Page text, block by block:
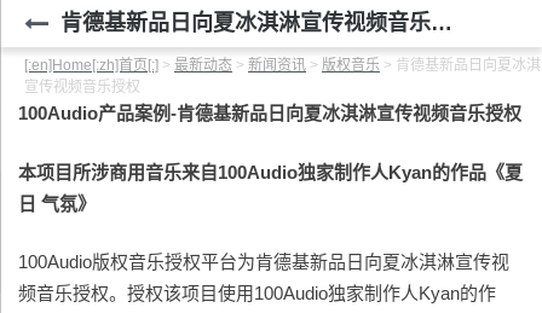
肯德基新品日向夏冰淇淋宣传视频音乐授权
[:en]Home[:zh]首页[:] > 最新动态 > 新闻资讯 > 版权音乐 > 肯德基新品日向夏冰
宣传视频音乐授权
100Audio产品案例-肯德基新品日向夏冰淇淋宣传视频音乐授权
本项目所涉商用音乐来自100Audio独家制作人Kyan的作品《夏
日 气氛》
100Audio版权音乐授权平台为肯德基新品日向夏冰淇淋宣传视
频音乐授权。授权该项目使用100Audio独家制作人Kyan的作